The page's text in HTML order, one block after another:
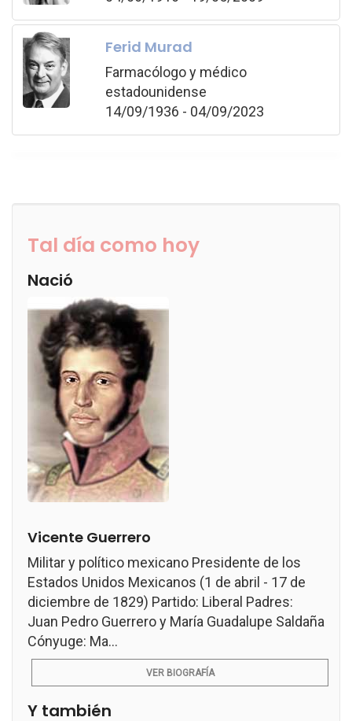
Ferid Murad
Farmacólogo y médico
estadounidense
14/09/1936 - 04/09/2023
Tal día como hoy
Nació
Vicente Guerrero
Militar y político mexicano Presidente de los
Estados Unidos Mexicanos (1 de abril - 17 de
diciembre de 1829) Partido: Liberal Padres:
Juan Pedro Guerrero y María Guadalupe Saldaña
Cónyuge: Ma...
VER BIOGRAFÍA
Y también